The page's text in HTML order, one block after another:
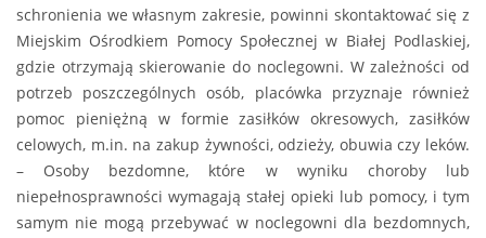
schronienia we własnym zakresie, powinni skontaktować się z
Miejskim Ośrodkiem Pomocy Społecznej w Białej Podlaskiej,
gdzie otrzymają skierowanie do noclegowni. W zależności od
potrzeb poszczególnych osób, placówka przyznaje również
pomoc pieniężną w formie zasiłków okresowych, zasiłków
celowych, m.in. na zakup żywności, odzieży, obuwia czy leków.
– Osoby bezdomne, które w wyniku choroby lub
niepełnosprawności wymagają stałej opieki lub pomocy, i tym
samym nie mogą przebywać w noclegowni dla bezdomnych,